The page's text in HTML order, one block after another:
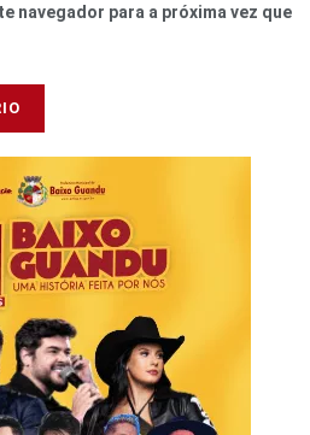
navegador para a próxima vez que